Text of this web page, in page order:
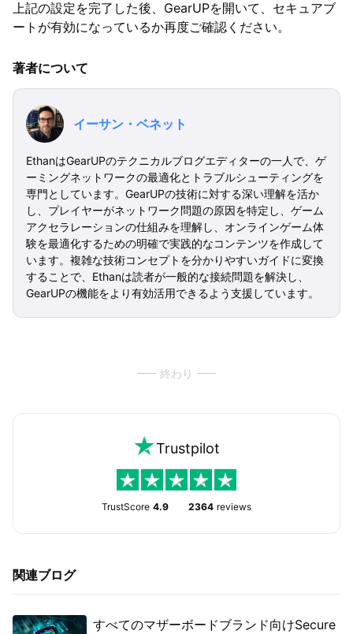
上記の設定を完了した後、GearUPを開いて、セキュアブ
ートが有効になっているか再度ご確認ください。
著者について
イーサン・ベネット
EthanはGearUPのテクニカルブログエディターの一人で、ゲ
ーミングネットワークの最適化とトラブルシューティングを
専門としています。GearUPの技術に対する深い理解を活か
し、プレイヤーがネットワーク問題の原因を特定し、ゲーム
アクセラレーションの仕組みを理解し、オンラインゲーム体
験を最適化するための明確で実践的なコンテンツを作成して
います。複雑な技術コンセプトを分かりやすいガイドに変換
することで、Ethanは読者が一般的な接続問題を解決し、
GearUPの機能をより有効活用できるよう支援しています。
終わり
Trustpilot
TrustScore 4.9 2364 reviews
関連ブログ
すべてのマザーボードブランド向けSecure